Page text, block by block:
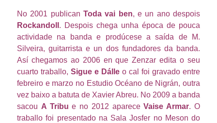
No 2001 publican Toda vai ben, e un ano despois
Rockandoll . Despois chega unha época de pouca
actividade na banda e prodúcese a saída de M.
Silveira, guitarrista e un dos fundadores da banda.
Así chegamos ao 2006 en que Zenzar edita o seu
cuarto traballo, Sigue e Dálle o cal foi gravado entre
febreiro e marzo no Estudio Océano de Nigrán, outra
vez baixo a batuta de Xavier Abreu. No 2009 a banda
sacou A Tribu e no 2012 apareceVaise Armar. O
traballo foi presentado na Sala Josfer no Meson do